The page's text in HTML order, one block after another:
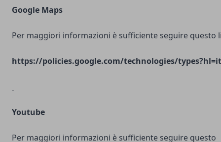
Google Maps
Per maggiori informazioni è sufficiente seguire questo
https://policies.google.com/technologies/types?hl=it
Youtube
Per maggiori informazioni è sufficiente seguire questo